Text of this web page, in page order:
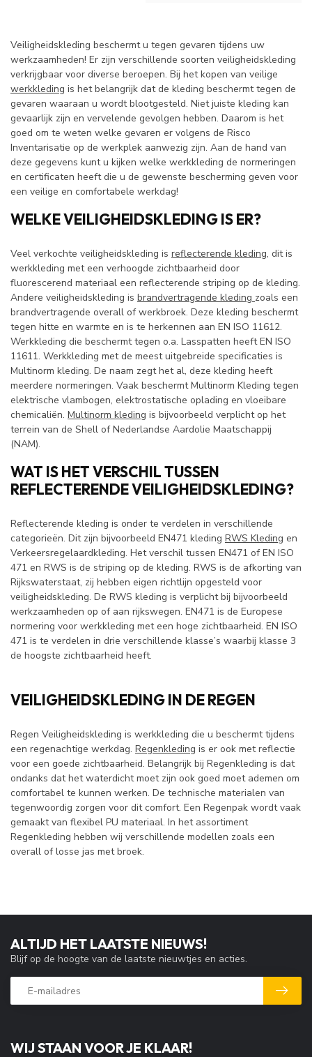
Veiligheidskleding beschermt u tegen gevaren tijdens uw
werkzaamheden! Er zijn verschillende soorten veiligheidskleding
verkrijgbaar voor diverse beroepen. Bij het kopen van veilige
werkkleding is het belangrijk dat de kleding beschermt tegen de
gevaren waaraan u wordt blootgesteld. Niet juiste kleding kan
gevaarlijk zijn en vervelende gevolgen hebben. Daarom is het
goed om te weten welke gevaren er volgens de Risco
Inventarisatie op de werkplek aanwezig zijn. Aan de hand van
deze gegevens kunt u kijken welke werkkleding de normeringen
en certificaten heeft die u de gewenste bescherming geven voor
een veilige en comfortabele werkdag!
WELKE VEILIGHEIDSKLEDING IS ER?
Veel verkochte veiligheidskleding is reflecterende kleding, dit is
werkkleding met een verhoogde zichtbaarheid door
fluorescerend materiaal een reflecterende striping op de kleding.
Andere veiligheidskleding is brandvertragende kleding zoals een
brandvertragende overall of werkbroek. Deze kleding beschermt
tegen hitte en warmte en is te herkennen aan EN ISO 11612.
Werkkleding die beschermt tegen o.a. Lasspatten heeft EN ISO
11611. Werkkleding met de meest uitgebreide specificaties is
Multinorm kleding. De naam zegt het al, deze kleding heeft
meerdere normeringen. Vaak beschermt Multinorm Kleding tegen
elektrische vlambogen, elektrostatische oplading en vloeibare
chemicaliën. Multinorm kleding is bijvoorbeeld verplicht op het
terrein van de Shell of Nederlandse Aardolie Maatschappij
(NAM).
WAT IS HET VERSCHIL TUSSEN
REFLECTERENDE VEILIGHEIDSKLEDING?
Reflecterende kleding is onder te verdelen in verschillende
categorieën. Dit zijn bijvoorbeeld EN471 kleding RWS Kleding en
Verkeersregelaardkleding. Het verschil tussen EN471 of EN ISO
471 en RWS is de striping op de kleding. RWS is de afkorting van
Rijkswaterstaat, zij hebben eigen richtlijn opgesteld voor
veiligheidskleding. De RWS kleding is verplicht bij bijvoorbeeld
werkzaamheden op of aan rijkswegen. EN471 is de Europese
normering voor werkkleding met een hoge zichtbaarheid. EN ISO
471 is te verdelen in drie verschillende klasse’s waarbij klasse 3
de hoogste zichtbaarheid heeft.
VEILIGHEIDSKLEDING IN DE REGEN
Regen Veiligheidskleding is werkkleding die u beschermt tijdens
een regenachtige werkdag. Regenkleding is er ook met reflectie
voor een goede zichtbaarheid. Belangrijk bij Regenkleding is dat
ondanks dat het waterdicht moet zijn ook goed moet ademen om
comfortabel te kunnen werken. De technische materialen van
tegenwoordig zorgen voor dit comfort. Een Regenpak wordt vaak
gemaakt van flexibel PU materiaal. In het assortiment
Regenkleding hebben wij verschillende modellen zoals een
overall of losse jas met broek.
WIJ STAAN VOOR JE KLAAR!
ALTIJD HET LAATSTE NIEUWS!
Blijf op de hoogte van de laatste nieuwtjes en acties.